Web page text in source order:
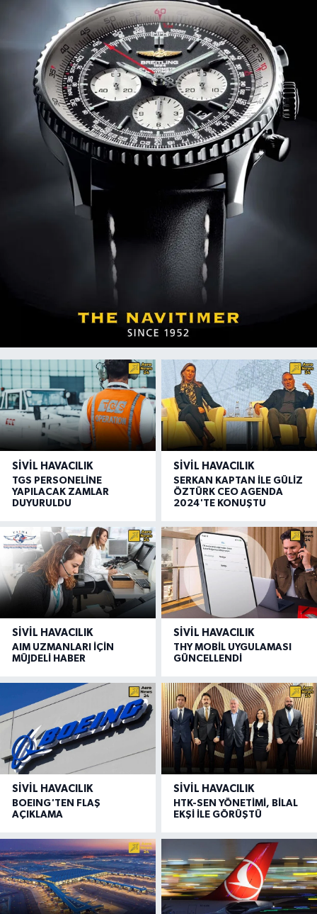
SIVIL HAVACILIK
TGS PERSONELİNE
YAPILACAK ZAMLAR
DUYURULDU
SIVIL HAVACILIK
SERKAN KAPTAN İLE GÜLİZ
ÖZTÜRK CEO AGENDA
2024'TE KONUŞTU
SIVIL HAVACILIK
AIM UZMANLARI İÇİN
MÜJDELİ HABER
SIVIL HAVACILIK
THY MOBİL UYGULAMASI
GÜNCELLENDİ
SIVIL HAVACILIK
BOEING'TEN FLAŞ
AÇIKLAMA
SIVIL HAVACILIK
HTK-SEN YÖNETİMİ, BİLAL
EKŞİ İLE GÖRÜŞTÜ